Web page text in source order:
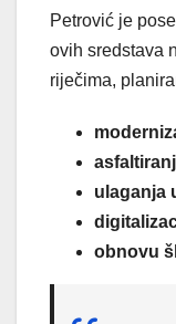
Petrović je
ovih sredstava
riječima,
ulaganja
obnovu